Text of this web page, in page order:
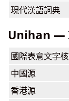
現代漢語詞典
Unihan —
國際表意文字
中國源
香港源